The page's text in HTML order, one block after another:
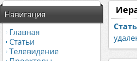
Навигация
Главная
Статьи
Телевидение